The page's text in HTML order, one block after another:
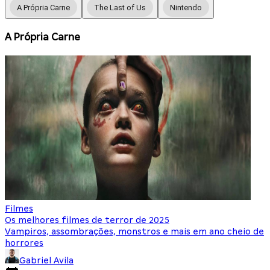
A Própria Carne The Last of Us Nintendo
A Própria Carne
Filmes
Os melhores filmes de terror de 2025
Vampiros, assombrações, monstros e mais em ano cheio de
horrores
Gabriel Avila